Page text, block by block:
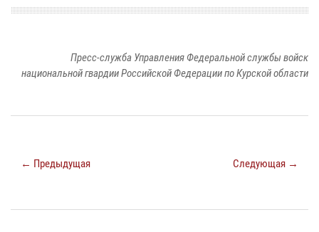
Пресс-служба Управления Федеральной службы войск
национальной гвардии Российской Федерации по Курской области
← Предыдущая Следующая →